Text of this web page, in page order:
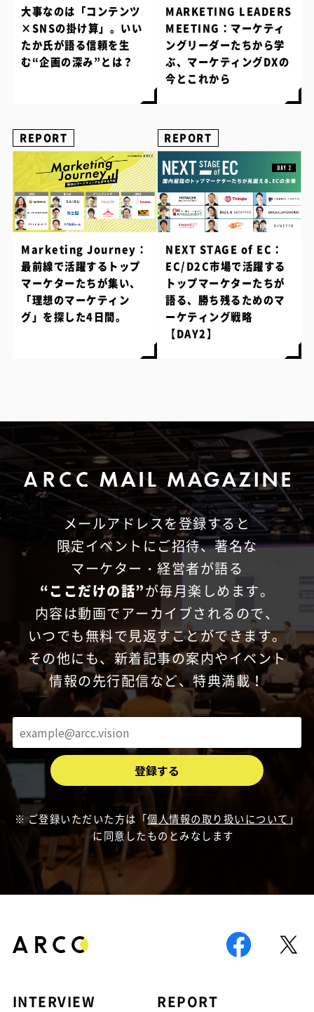
大事なのは「コンテンツ
×SNSの掛け算」。いい
たか氏が語る信頼を生
む“企画の深み”とは？
MARKETING LEADERS
MEETING：マーケティ
ングリーダーたちから学
ぶ、マーケティングDXの
今とこれから
REPORT
Marketing Journey：
最前線で活躍するトップ
マーケターたちが集い、
「理想のマーケティン
グ」を探した4日間。
REPORT
NEXT STAGE of EC：
EC/D2C市場で活躍する
トップマーケターたちが
語る、勝ち残るためのマ
ーケティング戦略
【DAY2】
メールアドレスを登録すると
限定イベントにご招待、著名な
マーケター・経営者が語る
“ここだけの話”が毎月楽しめます。
内容は動画でアーカイブされるので、
いつでも無料で見返すことができます。
その他にも、新着記事の案内やイベント
情報の先行配信など、特典満載！
ご登録いただいた方は「個人情報の取り扱いについて 」
に同意したものとみなします
INTERVIEW REPORT